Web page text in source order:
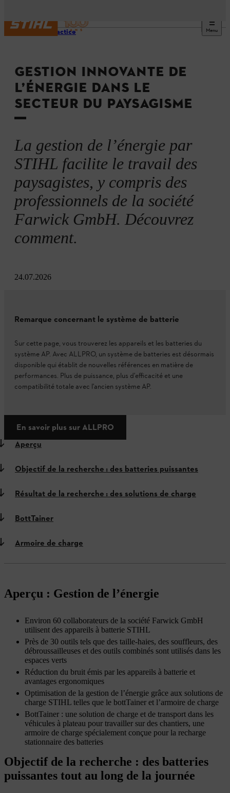
Menu
Best Practice
GESTION INNOVANTE DE
L’ÉNERGIE DANS LE
SECTEUR DU PAYSAGISME
La gestion de l’énergie par
STIHL facilite le travail des
paysagistes, y compris des
professionnels de la société
Farwick GmbH. Découvrez
comment.
24.07.2026
Remarque concernant le système de batterie
Sur cette page, vous trouverez les appareils et les batteries du
système AP. Avec ALLPRO, un système de batteries est désormais
disponible qui établit de nouvelles références en matière de
performances. Plus de puissance, plus d'efficacité et une
compatibilité totale avec l'ancien système AP.
En savoir plus sur ALLPRO
Aperçu
Objectif de la recherche : des batteries puissantes
Résultat de la recherche : des solutions de charge
BottTainer
Armoire de charge
Aperçu : Gestion de l’énergie
Environ 60 collaborateurs de la société Farwick GmbH
utilisent des appareils à batterie STIHL
Près de 30 outils tels que des taille-haies, des souffleurs, des
débroussailleuses et des outils combinés sont utilisés dans les
espaces verts
Réduction du bruit émis par les appareils à batterie et
avantages ergonomiques
Optimisation de la gestion de l’énergie grâce aux solutions de
charge STIHL telles que le bottTainer et l’armoire de charge
BottTainer : une solution de charge et de transport dans les
véhicules à plateau pour travailler sur des chantiers, une
armoire de charge spécialement conçue pour la recharge
stationnaire des batteries
Objectif de la recherche : des batteries
puissantes tout au long de la journée